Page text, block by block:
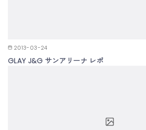
2013-03-24
GLAY J&G サンアリーナ レポ